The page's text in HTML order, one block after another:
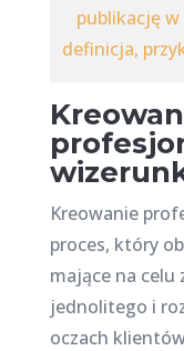
publikację
definicja,
Kreowanie
proces, który
mające na
jednolitego i
oczach